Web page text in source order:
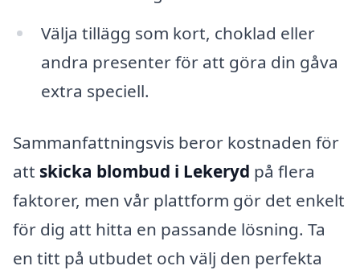
Välja tillägg som kort, choklad eller
andra presenter för att göra din gåva
extra speciell.
Sammanfattningsvis beror kostnaden för
att skicka blombud i Lekeryd på flera
faktorer, men vår plattform gör det enkelt
för dig att hitta en passande lösning. Ta
en titt på utbudet och välj den perfekta